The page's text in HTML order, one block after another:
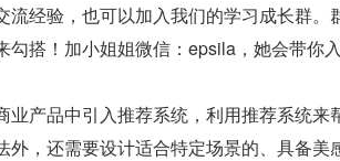
经验，也可以加入我们的学习成长群。
搭！加小姐姐微信：epsila，她会带你
产品中引入推荐系统，利用推荐系统来
，还需要设计适合特定场景的、具备美